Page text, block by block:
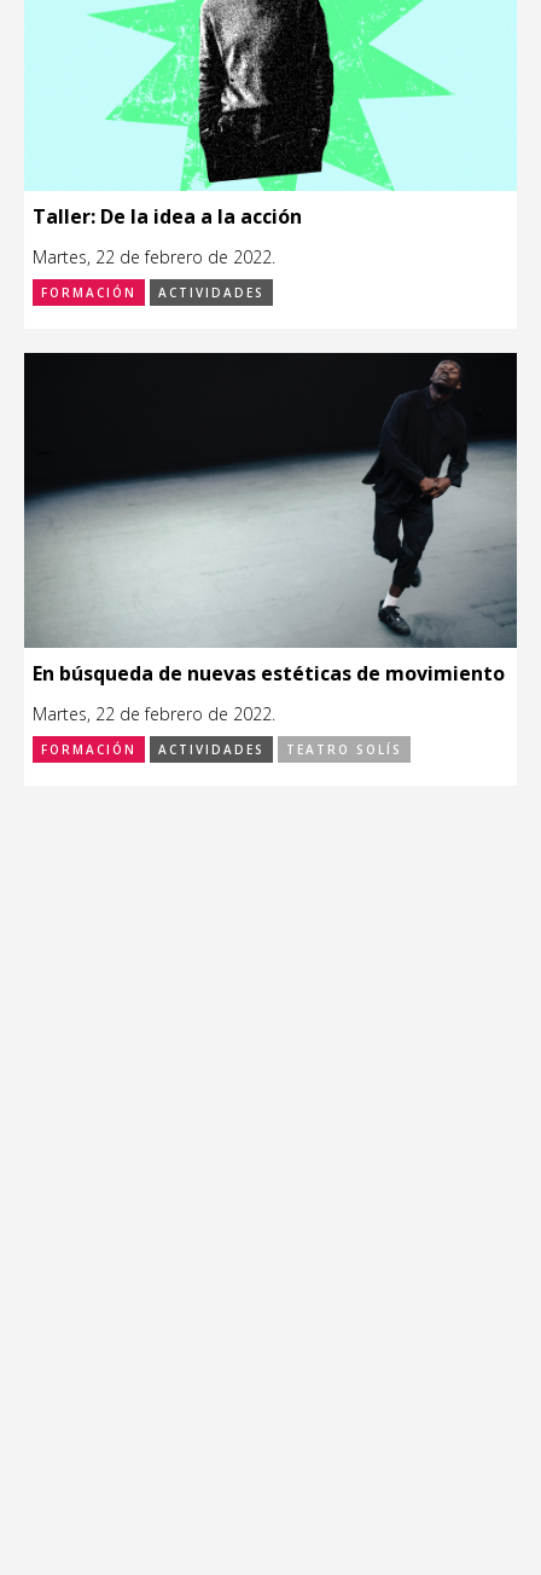
Taller: De la idea a la acción
Martes, 22 de febrero de 2022.
FORMACIÓN ACTIVIDADES
En búsqueda de nuevas estéticas de movimiento
Martes, 22 de febrero de 2022.
FORMACIÓN ACTIVIDADES TEATRO SOLÍS